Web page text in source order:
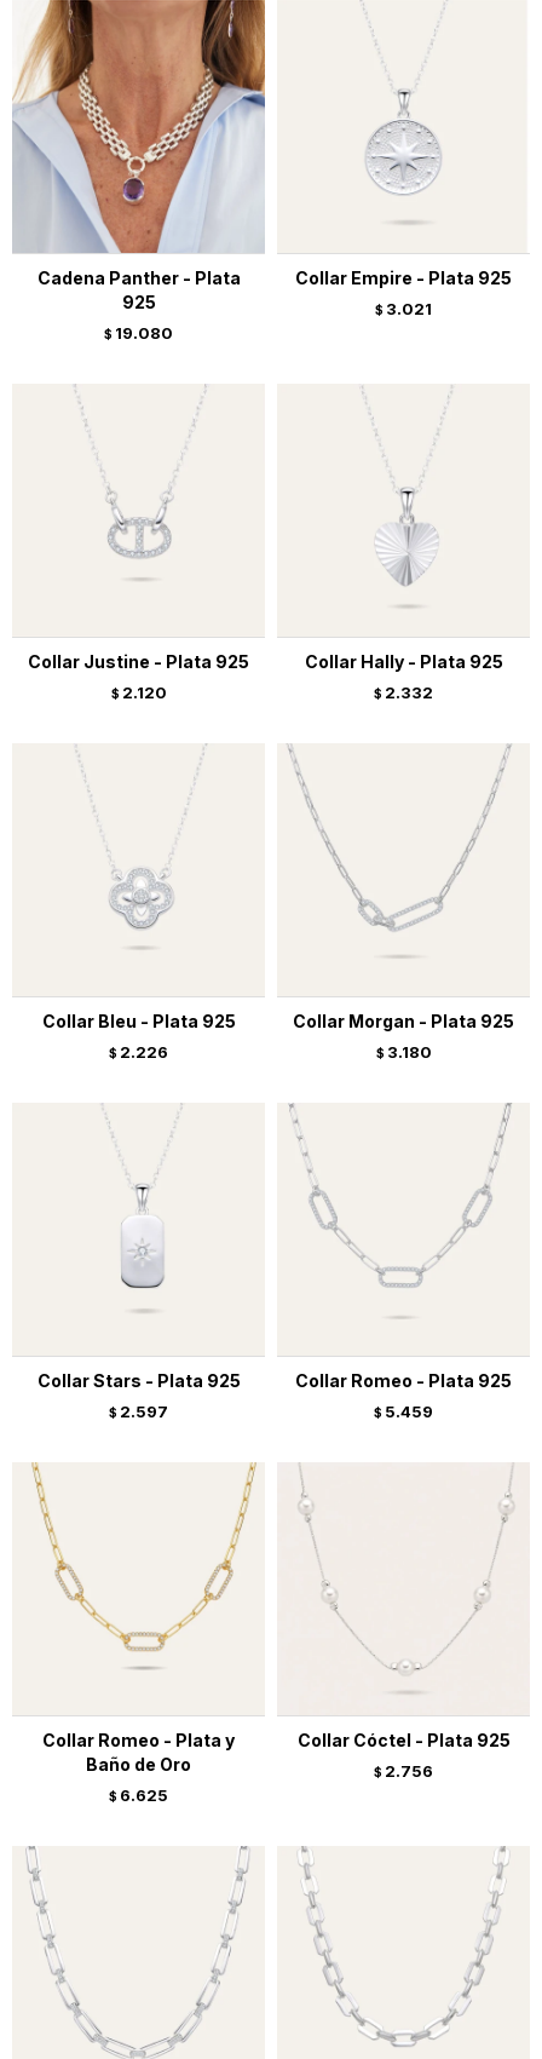
Cadena Panther - Plata
925
$ 19.080
Collar Empire - Plata 925
$ 3.021
Collar Justine - Plata 925
$ 2.120
Collar Hally - Plata 925
$ 2.332
Collar Bleu - Plata 925
$ 2.226
Collar Morgan - Plata 925
$ 3.180
Collar Stars - Plata 925
$ 2.597
Collar Romeo - Plata 925
$ 5.459
Collar Romeo - Plata y
Baño de Oro
$ 6.625
Collar Cóctel - Plata 925
$ 2.756